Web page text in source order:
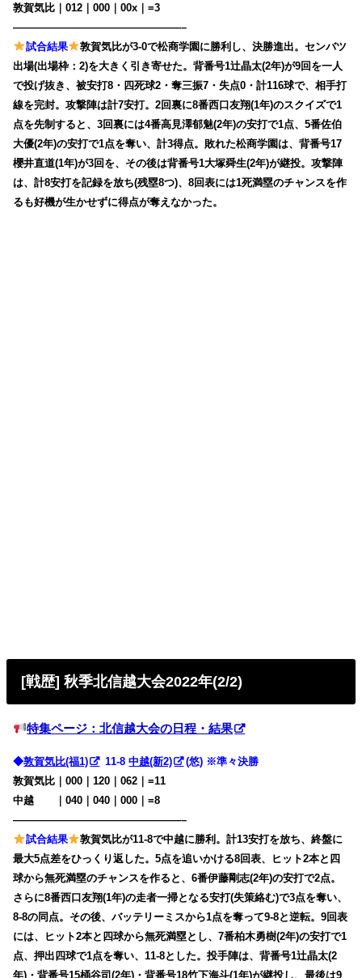
敦賀気比｜012｜000｜00x｜=3
————————————————–
試合結果
敦賀気比が3-0で松商学園に勝利し、決勝進出。センバツ
出場(出場枠：2)を大きく引き寄せた。背番号1辻晶太(2年)が9回を一人
で投げ抜き、被安打8・四死球2・奪三振7・失点0・計116球で、相手打
線を完封。攻撃陣は計7安打。2回裏に8番西口友翔(1年)のスクイズで1
点を先制すると、3回裏には4番高見澤郁魅(2年)の安打で1点、5番佐伯
大優(2年)の安打で1点を奪い、計3得点。敗れた松商学園は、背番号17
櫻井直道(1年)が3回を、その後は背番号1大塚舜生(2年)が継投。攻撃陣
は、計8安打を記録を放ち(残塁8つ)、8回表には1死満塁のチャンスを作
るも好機が生かせずに得点が奪えなかった。
[戦歴] 秋季北信越大会2022年(2/2)
特集ページ：北信越大会の日程・結果
◆敦賀気比(福1) 11-8中越(新2)
(悠) ※準々決勝
敦賀気比｜000｜120｜062｜=11
中越 ｜040｜040｜000｜=8
————————————————–
試合結果
敦賀気比が11-8で中越に勝利。計13安打を放ち、終盤に
最大5点差をひっくり返した。5点を追いかける8回表、ヒット2本と四
球から無死満塁のチャンスを作ると、6番伊藤剛志(2年)の安打で2点。
さらに8番西口友翔(1年)の走者一掃となる安打(失策絡む)で3点を奪い、
8-8の同点。その後、バッテリーミスから1点を奪って9-8と逆転。9回表
には、ヒット2本と四球から無死満塁とし、7番柏木勇樹(2年)の安打で1
点、押出四球で1点を奪い、11-8とした。投手陣は、背番号1辻晶太(2
年)・背番号15桶谷司(2年)・背番号18竹下海斗(1年)が継投し、最後は9